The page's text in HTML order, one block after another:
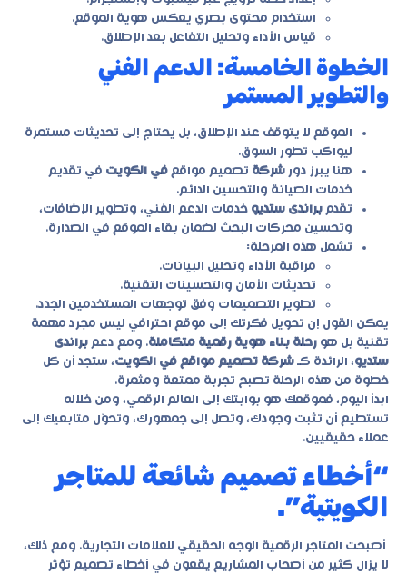
استخدام محتوى بصري يعكس هوية الموقع.
قياس الأداء وتحليل التفاعل بعد الإطلاق.
الخطوة الخامسة: الدعم الفني
والتطوير المستمر
الموقع لا يتوقف عند الإطلاق، بل يحتاج إلى تحديثات مستمرة
ليواكب تطور السوق.
هنا يبرز دور شركة تصميم مواقع في الكويت في تقديم
خدمات الصيانة والتحسين الدائم.
تقدم براندى ستديو خدمات الدعم الفني، وتطوير الإضافات،
وتحسين محركات البحث لضمان بقاء الموقع في الصدارة.
تشمل هذه المرحلة:
مراقبة الأداء وتحليل البيانات.
تحديثات الأمان والتحسينات التقنية.
تطوير التصميمات وفق توجهات المستخدمين الجدد.
يمكن القول إن تحويل فكرتك إلى موقع احترافي ليس مجرد مهمة
تقنية بل هو رحلة بناء هوية رقمية متكاملة. ومع دعم براندى
ستديو، الرائدة كـ شركة تصميم مواقع في الكويت، ستجد أن كل
خطوة من هذه الرحلة تصبح تجربة ممتعة ومثمرة.
ابدأ اليوم، فموقعك هو بوابتك إلى العالم الرقمي، ومن خلاله
تستطيع أن تثبت وجودك، وتصل إلى جمهورك، وتحوّل متابعيك إلى
عملاء حقيقيين.
“أخطاء تصميم شائعة للمتاجر
الكويتية”.
أصبحت المتاجر الرقمية الوجه الحقيقي للعلامات التجارية. ومع ذلك،
لا يزال كثير من أصحاب المشاريع يقعون في أخطاء تصميم تؤثر